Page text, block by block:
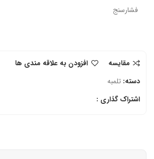
فشارسنج
مقایسه
افزودن به علاقه مندی ها
دسته: تلمبه
اشتراک گذاری :